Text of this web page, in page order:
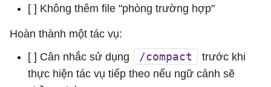
[ ] Không thêm file "phòng trường hợp"
Hoàn thành một tác vụ:
[ ] Cân nhắc sử dụng
/compact
trước khi
thực hiện tác vụ tiếp theo nếu ngữ cảnh sẽ